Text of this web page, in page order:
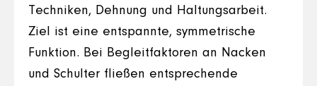
Techniken, Dehnung und Haltungsarbeit.
Ziel ist eine entspannte, symmetrische
Funktion. Bei Begleitfaktoren an Nacken
und Schulter fließen entsprechende